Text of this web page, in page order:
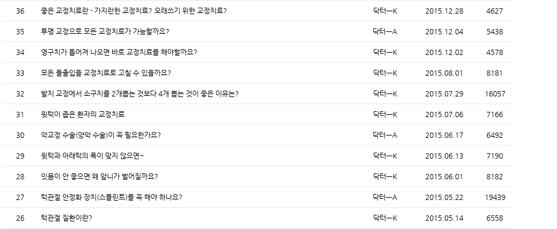
36 좋은 교정치료란 - 가지런한 교정치료? 오래쓰기 위한 교정치료? 닥터ㅡK 2015.12.28 4627
35 투명 교정으로 모든 교정치료가 가능할까요?​​ ​​ ​​ ​​ 닥터ㅡA 2015.12.04 5438
34 영구치가 틀어져 나오면 바로 교정치료를 해야할까요? 닥터ㅡK 2015.12.02 4578
33 모든 돌출입을 교정치료로 고칠 수 있을까요? 닥터ㅡK 2015.08.01 8181
32 발치 교정에서 소구치를 2개뽑는 것보다 4개 뽑는 것이 좋은 이유는? 닥터ㅡK 2015.07.29 16057
31 윗턱이 좁은 환자의 교정치료 닥터ㅡK 2015.07.06 7166
30 악교정 수술(양악 수술)이 꼭 필요한가요?​​ ​​ 닥터ㅡA 2015.06.17 6492
29 윗턱과 아래턱의 폭이 맞지 않으면~ 닥터ㅡK 2015.06.13 7190
28 잇몸이 안 좋으면 왜 앞니가 벌어질까요? 닥터ㅡK 2015.06.01 8182
27 턱관절 안정화 장치(스플린트)를 꼭 해야 하나요? 닥터ㅡA 2015.05.22 19439
26 턱관절 질환이란? 닥터ㅡK 2015.05.14 6558